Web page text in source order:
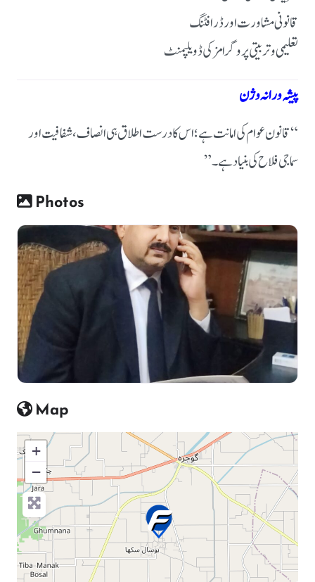
قانونی مشاورت اور ڈرافٹنگ
تعلیمی و تربیتی پروگرامز کی ڈویلپمنٹ
پیشہ ورانہ وژن
“قانون عوام کی امانت ہے؛ اس کا درست اطلاق ہی انصاف، شفافیت اور
سماجی فلاح کی بنیاد ہے۔”
Photos
Map
+
−
Press Enter key to search